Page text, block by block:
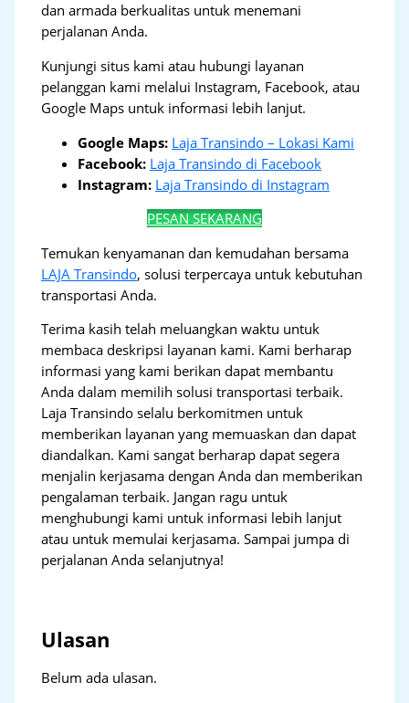
dan armada berkualitas untuk menemani
perjalanan Anda.
Kunjungi situs kami atau hubungi layanan
pelanggan kami melalui Instagram, Facebook, atau
Google Maps untuk informasi lebih lanjut.
Google Maps: Laja Transindo – Lokasi Kami
Facebook: Laja Transindo di Facebook
Instagram: Laja Transindo di Instagram
PESAN SEKARANG
Temukan kenyamanan dan kemudahan bersama
LAJA Transindo, solusi terpercaya untuk kebutuhan
transportasi Anda.
Terima kasih telah meluangkan waktu untuk
membaca deskripsi layanan kami. Kami berharap
informasi yang kami berikan dapat membantu
Anda dalam memilih solusi transportasi terbaik.
Laja Transindo selalu berkomitmen untuk
memberikan layanan yang memuaskan dan dapat
diandalkan. Kami sangat berharap dapat segera
menjalin kerjasama dengan Anda dan memberikan
pengalaman terbaik. Jangan ragu untuk
menghubungi kami untuk informasi lebih lanjut
atau untuk memulai kerjasama. Sampai jumpa di
perjalanan Anda selanjutnya!
Ulasan
Belum ada ulasan.